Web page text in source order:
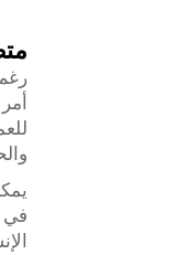
في